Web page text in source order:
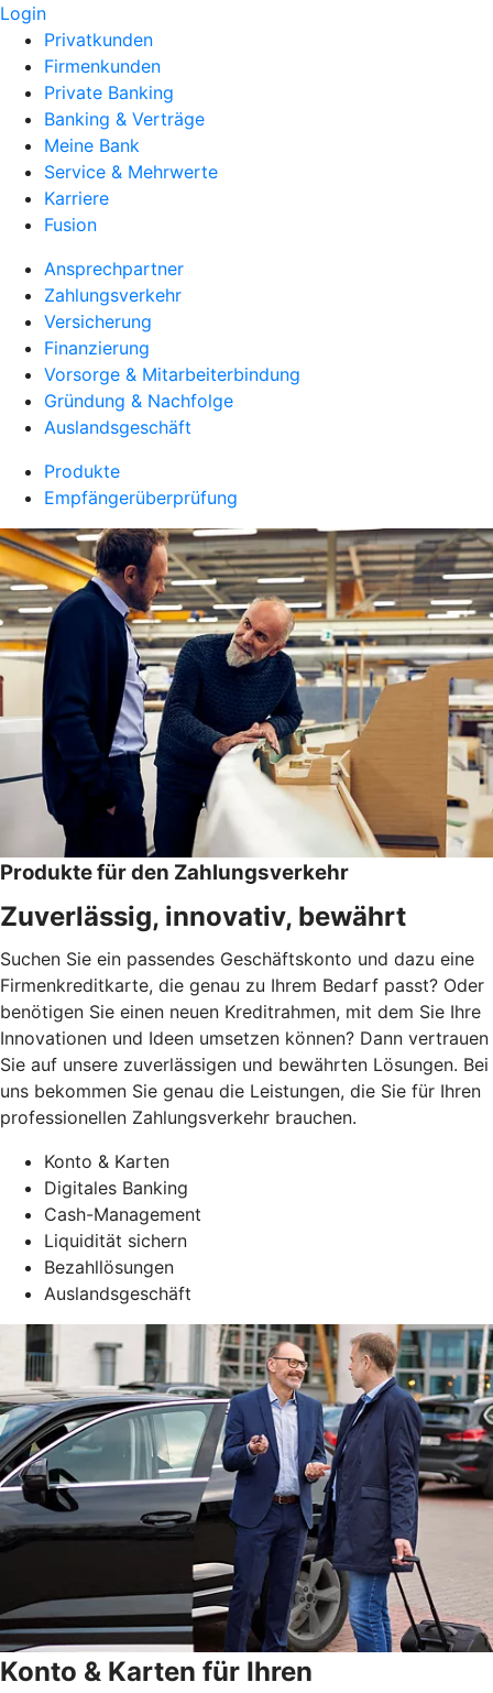
Login
Privatkunden
Firmenkunden
Private Banking
Banking & Verträge
Meine Bank
Service & Mehrwerte
Karriere
Fusion
Ansprechpartner
Zahlungsverkehr
Versicherung
Finanzierung
Vorsorge & Mitarbeiterbindung
Gründung & Nachfolge
Auslandsgeschäft
Produkte
Empfängerüberprüfung
Produkte für den Zahlungsverkehr
Zuverlässig, innovativ, bewährt
Suchen Sie ein passendes Geschäftskonto und dazu eine
Firmenkreditkarte, die genau zu Ihrem Bedarf passt? Oder
benötigen Sie einen neuen Kreditrahmen, mit dem Sie Ihre
Innovationen und Ideen umsetzen können? Dann vertrauen
Sie auf unsere zuverlässigen und bewährten Lösungen. Bei
uns bekommen Sie genau die Leistungen, die Sie für Ihren
professionellen Zahlungsverkehr brauchen.
Konto & Karten
Digitales Banking
Cash-Management
Liquidität sichern
Bezahllösungen
Auslandsgeschäft
Konto & Karten für Ihren